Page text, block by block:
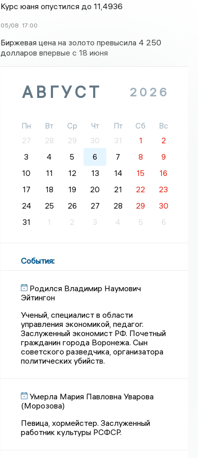
Курс юаня опустился до 11,4936
05/08 17:00
Биржевая цена на золото превысила 4 250
долларов впервые с 18 июня
АВГУСТ 2026
Пн Вт Ср Чт Пт Сб
Вс
27
28 29 30 31 1
2
3
4 5 6 7 8
9
10
11 12 13 14 15
16
17
18 19 20 21 22
23
24
25 26 27 28 29
30
31
1 2 3 4 5 6
События:
Родился Владимир Наумович
Эйтингон
Ученый, специалист в области
управления экономикой, педагог.
Заслуженный экономист РФ. Почетный
гражданин города Воронежа. Сын
советского разведчика, организатора
политических убийств.
Умерла Мария Павловна Уварова
(Морозова)
Певица, хормейстер. Заслуженный
работник культуры РСФСР.